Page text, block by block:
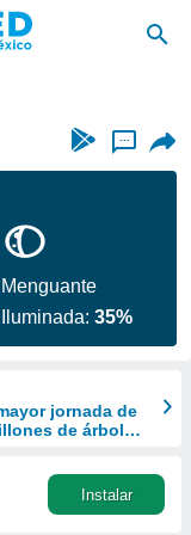
...
Menguante
Iluminada:35%
jornada de
de árboles
Instalar